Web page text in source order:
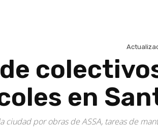
en
por obras de ASSA, tareas de